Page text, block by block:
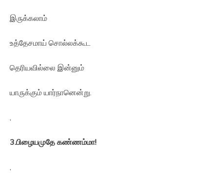
இருக்கலாம்
உத்தேசமாய் சொல்லக்கூட
தெரியவில்லை இன்னும்
யாருக்கும் யார்நானென்று.
,
3.பிழையமுதே கண்ணம்மா!
,